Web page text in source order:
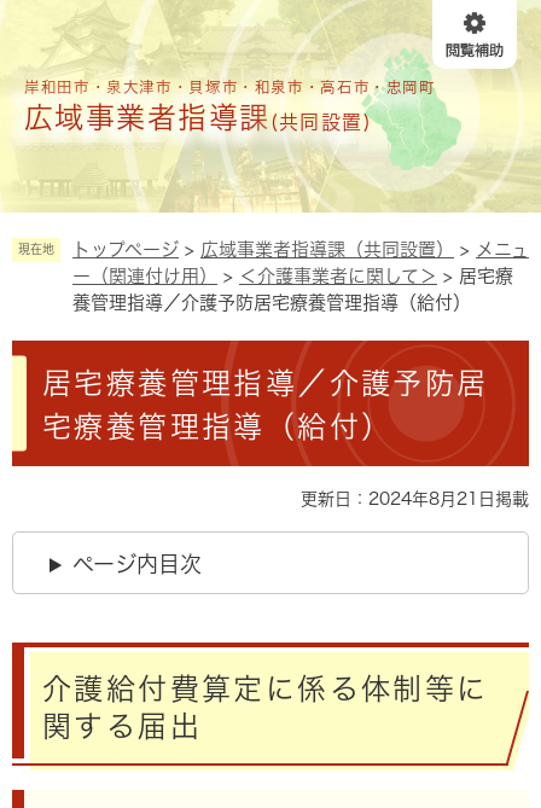
の
。
メニューを飛ばして本文へ
岸和田市・泉大津市・貝塚市・和泉市・高石市・忠岡町
広域事業者指導課 (共同設置)
現在地 トップページ > 広域事業者指導課（共同設置） > メニュ
ー（関連付け用）
> ＜介護事業者に関して＞ > 居宅療
養管理指導／介護予防居宅療養管理指導（給付）
本
居宅療養管理指導／介護予防居
宅療養管理指導（給付）
更新日：2024年8月21日掲載
ページ内目次
介護給付費算定に係る体制等に
関する届出